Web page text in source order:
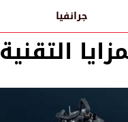
جرانفيا
التقنية